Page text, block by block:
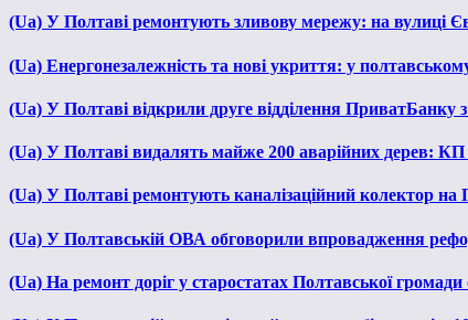
(Ua) У Полтаві ремонтують зливову мережу: на вулиці
(Ua) Енергонезалежність та нові укриття: у
(Ua) У Полтаві відкрили друге відділення ПриватБанку
(Ua) У Полтаві видалять майже 200 аварійних дерев: КП
(Ua) У Полтаві ремонтують каналізаційний колектор на
(Ua) У Полтавській ОВА обговорили впровадження
(Ua) На ремонт доріг у старостатах Полтавської